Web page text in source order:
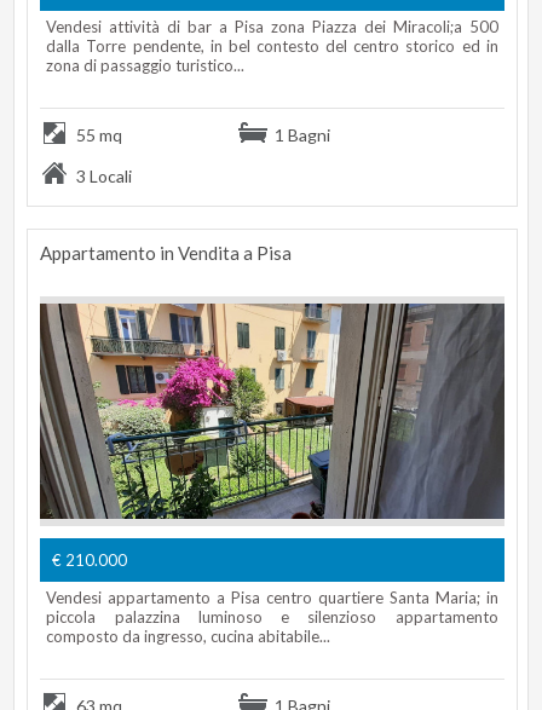
Vendesi attività di bar a Pisa zona Piazza dei Miracoli;a 500
dalla Torre pendente, in bel contesto del centro storico ed in
zona di passaggio turistico...
55 mq
1 Bagni
3 Locali
Appartamento in Vendita a Pisa
€ 210.000
Vendesi appartamento a Pisa centro quartiere Santa Maria; in
piccola palazzina luminoso e silenzioso appartamento
composto da ingresso, cucina abitabile...
63 mq
1 Bagni